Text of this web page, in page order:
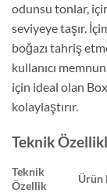
odunsu tonlar,
seviyeye taşır.
boğazı tahriş
kullanıcı
için ideal olan
kolaylaştırır.
Teknik
Teknik
Özellik
Ürün